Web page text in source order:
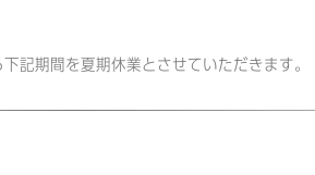
記期間を夏期休業とさせていただきます